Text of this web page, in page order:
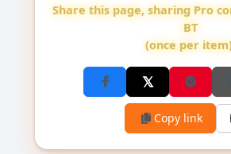
Share this page, sharing Pro
BT
(once per
Copy link